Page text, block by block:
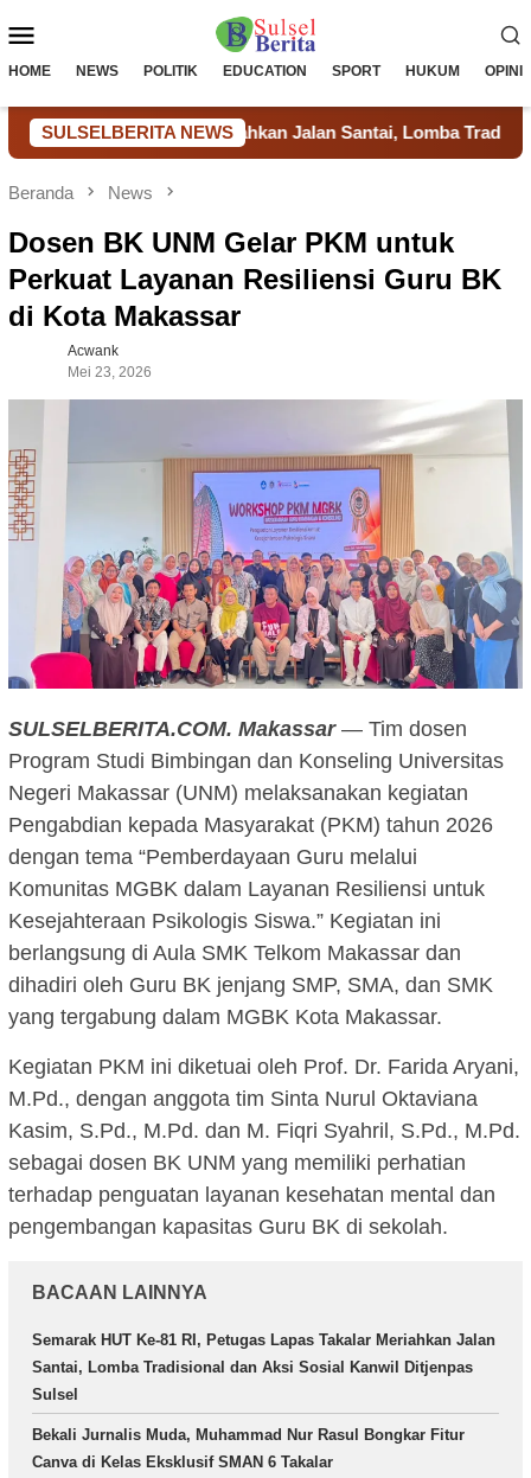
ke
Mobile
HOME NEWS POLITIK EDUCATION SPORT HUKUM OPINI
SULSELBERITA NEWS
Takalar Meriahkan Jalan Santai, Lomba Tradisional dan
Beranda News
Dosen BK UNM Gelar PKM untuk
Perkuat Layanan Resiliensi Guru BK
di Kota Makassar
Acwank
Mei 23, 2026
SULSELBERITA.COM. Makassar— Tim dosen
Program Studi Bimbingan dan Konseling Universitas
Negeri Makassar (UNM) melaksanakan kegiatan
Pengabdian kepada Masyarakat (PKM) tahun 2026
dengan tema “Pemberdayaan Guru melalui
Komunitas MGBK dalam Layanan Resiliensi untuk
Kesejahteraan Psikologis Siswa.” Kegiatan ini
berlangsung di Aula SMK Telkom Makassar dan
dihadiri oleh Guru BK jenjang SMP, SMA, dan SMK
yang tergabung dalam MGBK Kota Makassar.
Kegiatan PKM ini diketuai oleh Prof. Dr. Farida Aryani,
M.Pd., dengan anggota tim Sinta Nurul Oktaviana
Kasim, S.Pd., M.Pd. dan M. Fiqri Syahril, S.Pd., M.Pd.
sebagai dosen BK UNM yang memiliki perhatian
terhadap penguatan layanan kesehatan mental dan
pengembangan kapasitas Guru BK di sekolah.
BACAAN LAINNYA
Semarak HUT Ke-81 RI, Petugas Lapas Takalar Meriahkan Jalan
Santai, Lomba Tradisional dan Aksi Sosial Kanwil Ditjenpas
Sulsel
Bekali Jurnalis Muda, Muhammad Nur Rasul Bongkar Fitur
Canva di Kelas Eksklusif SMAN 6 Takalar